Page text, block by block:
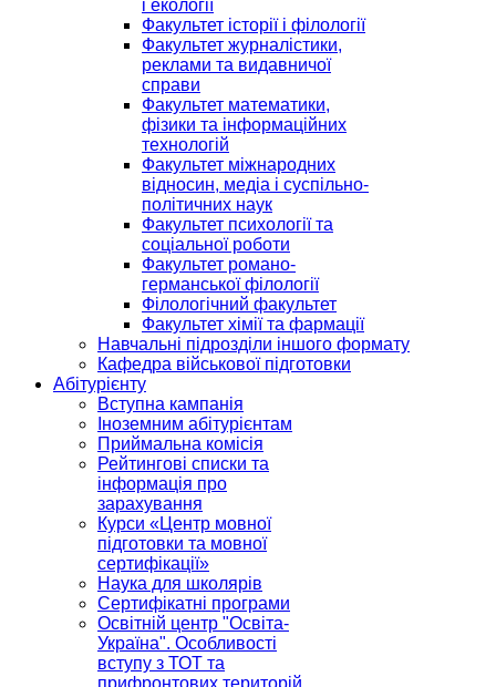
і екології
Факультет історії і філології
Факультет журналістики,
реклами та видавничої
справи
Факультет математики,
фізики та інформаційних
технологій
Факультет міжнародних
відносин, медіа і суспільно-
політичних наук
Факультет психології та
соціальної роботи
Факультет романо-
германської філології
Філологічний факультет
Факультет хімії та фармації
Навчальні підрозділи іншого формату
Кафедра військової підготовки
Абітурієнту
Вступна кампанія
Іноземним абітурієнтам
Приймальна комісія
Рейтингові списки та
інформація про
зарахування
Курси «Центр мовної
підготовки та мовної
сертифікації»
Наука для школярів
Сертифікатні програми
Освітній центр "Освіта-
Україна". Особливості
вступу з ТОТ та
прифронтових територій